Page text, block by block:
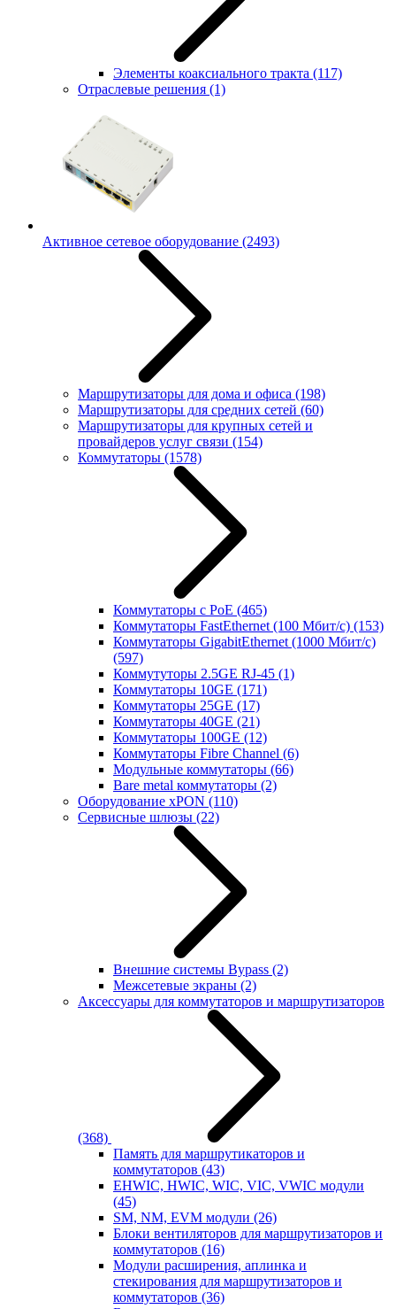
Элементы коаксиального тракта (117)
Отраслевые решения (1)
Активное сетевое оборудование (2493)
Маршрутизаторы для дома и офиса (198)
Маршрутизаторы для средних сетей (60)
Маршрутизаторы для крупных сетей и
провайдеров услуг связи (154)
Коммутаторы (1578)
Коммутаторы с PoE (465)
Коммутаторы FastEthernet (100 Мбит/с) (153)
Коммутаторы GigabitEthernet (1000 Мбит/с)
(597)
Коммутуторы 2.5GE RJ-45 (1)
Коммутаторы 10GE (171)
Коммутаторы 25GE (17)
Коммутаторы 40GE (21)
Коммутаторы 100GE (12)
Коммутаторы Fibre Channel (6)
Модульные коммутаторы (66)
Bare metal коммутаторы (2)
Оборудование xPON (110)
Сервисные шлюзы (22)
Внешние системы Bypass (2)
Межсетевые экраны (2)
Аксессуары для коммутаторов и маршрутизаторов
(368)
Память для маршрутикаторов и
коммутаторов (43)
EHWIC, HWIC, WIC, VIC, VWIC модули
(45)
SM, NM, EVM модули (26)
Блоки вентиляторов для маршрутизаторов и
коммутаторов (16)
Модули расширения, аплинка и
стекирования для маршрутизаторов и
коммутаторов (36)